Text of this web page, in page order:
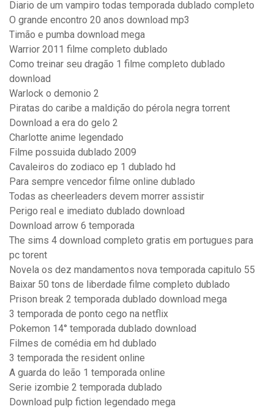
Diario de um vampiro todas temporada dublado completo
O grande encontro 20 anos download mp3
Timão e pumba download mega
Warrior 2011 filme completo dublado
Como treinar seu dragão 1 filme completo dublado
download
Warlock o demonio 2
Piratas do caribe a maldição do pérola negra torrent
Download a era do gelo 2
Charlotte anime legendado
Filme possuida dublado 2009
Cavaleiros do zodiaco ep 1 dublado hd
Para sempre vencedor filme online dublado
Todas as cheerleaders devem morrer assistir
Perigo real e imediato dublado download
Download arrow 6 temporada
The sims 4 download completo gratis em portugues para
pc torent
Novela os dez mandamentos nova temporada capitulo 55
Baixar 50 tons de liberdade filme completo dublado
Prison break 2 temporada dublado download mega
3 temporada de ponto cego na netflix
Pokemon 14° temporada dublado download
Filmes de comédia em hd dublado
3 temporada the resident online
A guarda do leão 1 temporada online
Serie izombie 2 temporada dublado
Download pulp fiction legendado mega